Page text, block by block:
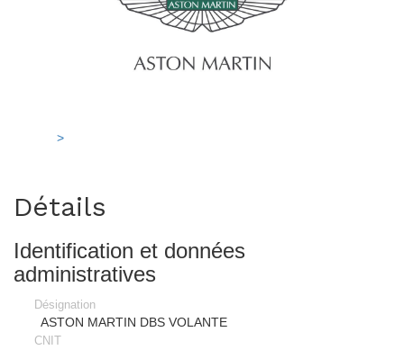
>
Détails
Identification et données
administratives
Désignation
ASTON MARTIN DBS VOLANTE
CNIT